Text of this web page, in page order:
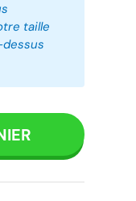
taille